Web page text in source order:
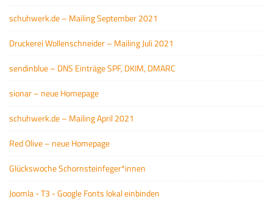
schuhwerk.de – Mailing September 2021
Druckerei Wollenschneider – Mailing Juli 2021
sendinblue – DNS Einträge SPF, DKIM, DMARC
sionar – neue Homepage
schuhwerk.de – Mailing April 2021
Red Olive – neue Homepage
Glückswoche Schornsteinfeger*innen
Joomla - T3 - Google Fonts lokal einbinden